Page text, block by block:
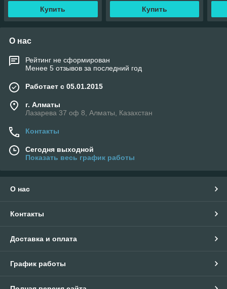
Купить Купить
О нас
Рейтинг не сформирован
Менее 5 отзывов за последний год
Работает с 05.01.2015
г. Алматы
Лазарева 37 оф 8, Алматы, Казахстан
Контакты
Сегодня выходной
Показать весь график работы
О нас
Контакты
Доставка и оплата
График работы